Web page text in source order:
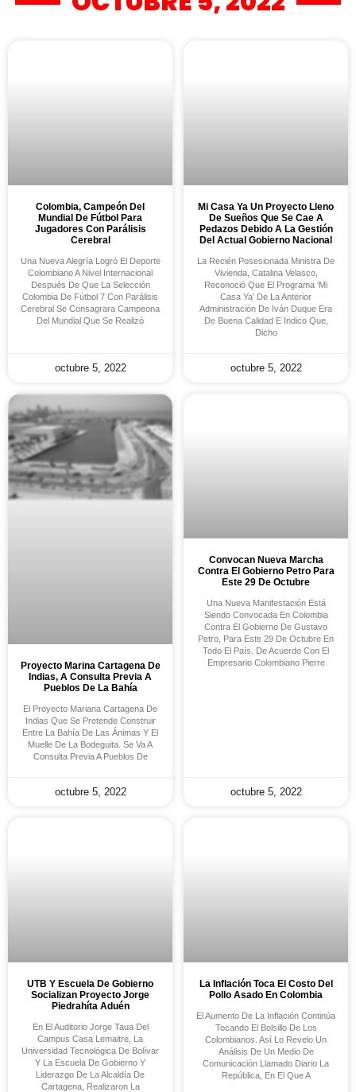
Colombia, Campeón Del
Mundial De Fútbol Para
Jugadores Con Parálisis
Cerebral
Una Nueva Alegría Logró El Deporte
Colombiano A Nivel Internacional
Después De Que La Selección
Colombia De Fútbol 7 Con Parálisis
Cerebral Se Consagrara Campeona
Del Mundial Que Se Realizó
octubre 5, 2022
Mi Casa Ya Un Proyecto Lleno
De Sueños Que Se Cae A
Pedazos Debido A La Gestión
Del Actual Gobierno Nacional
La Recién Posesionada Ministra De
Vivienda, Catalina Velasco,
Reconoció Que El Programa ‘Mi
Casa Ya’ De La Anterior
Administración De Iván Duque Era
De Buena Calidad E Indico Que,
Dicho
octubre 5, 2022
Proyecto Marina Cartagena De
Indias, A Consulta Previa A
Pueblos De La Bahía
El Proyecto Mariana Cartagena De
Indias Que Se Pretende Construir
Entre La Bahía De Las Ánimas Y El
Muelle De La Bodeguita. Se Va A
Consulta Previa A Pueblos De
octubre 5, 2022
Convocan Nueva Marcha
Contra El Gobierno Petro Para
Este 29 De Octubre
Una Nueva Manifestación Está
Siendo Convocada En Colombia
Contra El Gobierno De Gustavo
Petro, Para Este 29 De Octubre En
Todo El País. De Acuerdo Con El
Empresario Colombiano Pierre
octubre 5, 2022
UTB Y Escuela De Gobierno
Socializan Proyecto Jorge
Piedrahíta Aduén
En El Auditorio Jorge Taua Del
Campus Casa Lemaitre, La
Universidad Tecnológica De Bolívar
Y La Escuela De Gobierno Y
Liderazgo De La Alcaldía De
Cartagena, Realizaron La
La Inflación Toca El Costo Del
Pollo Asado En Colombia
El Aumento De La Inflación Continúa
Tocando El Bolsillo De Los
Colombianos. Así Lo Revelo Un
Análisis De Un Medio De
Comunicación Llamado Diario La
República, En El Que A